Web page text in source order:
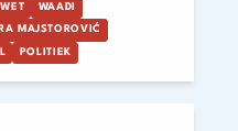
WAADI
MAJSTOROVIĆ
POLITIEK